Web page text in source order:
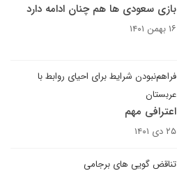
بازی سعودی ها هم چنان ادامه دارد
۱۶ بهمن ۱۴۰۱
فراهم‌نبودن شرایط برای احیای روابط با
عربستان
اعترافی مهم
۲۵ دی ۱۴۰۱
تناقض گویی های برجامی